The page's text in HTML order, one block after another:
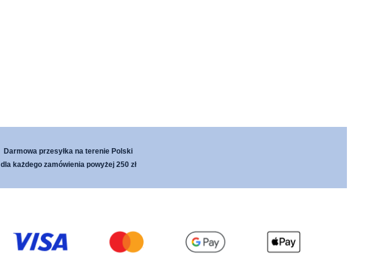
Darmowa przesyłka na terenie Polski
dla każdego zamówienia powyżej 250 zł